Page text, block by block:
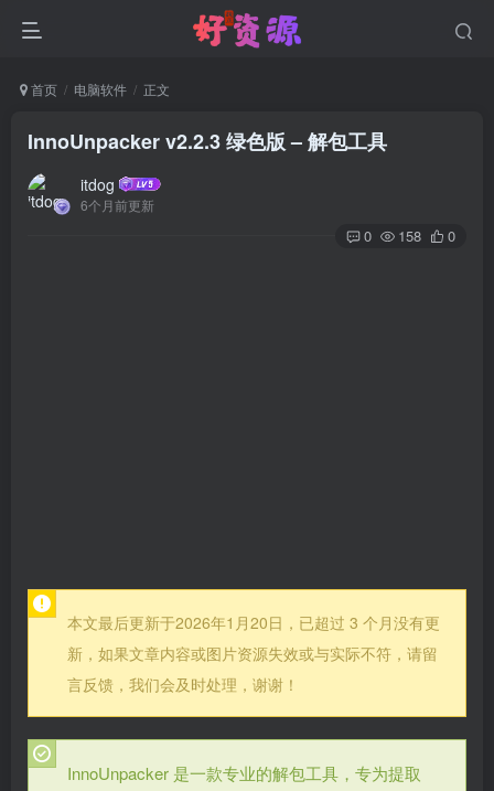
首页 电脑软件 正文
InnoUnpacker v2.2.3 绿色版 – 解包工具
itdog
6个月前更新
0 158 0
本文最后更新于2026年1月20日，已超过 3 个月没有更
新，如果文章内容或图片资源失效或与实际不符，请留
言反馈，我们会及时处理，谢谢！
InnoUnpacker 是一款专业的解包工具，专为提取